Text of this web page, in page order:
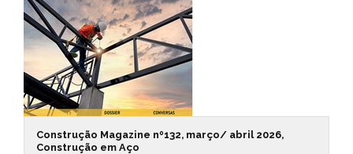
Construção Magazine nº132, março/ abril 2026,
Construção em Aço